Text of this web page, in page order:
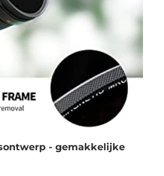
- gemakkelijke